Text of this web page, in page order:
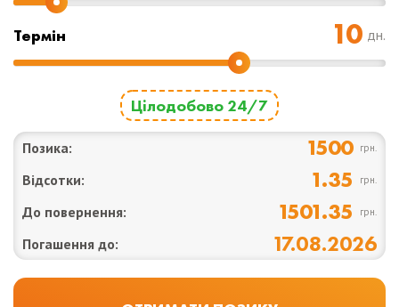
Термін дн.
Цілодобово 24/7
Позика: 1500 грн.
Відсотки: 1.35 грн.
До повернення: 1501.35 грн.
Погашення до: 17.08.2026